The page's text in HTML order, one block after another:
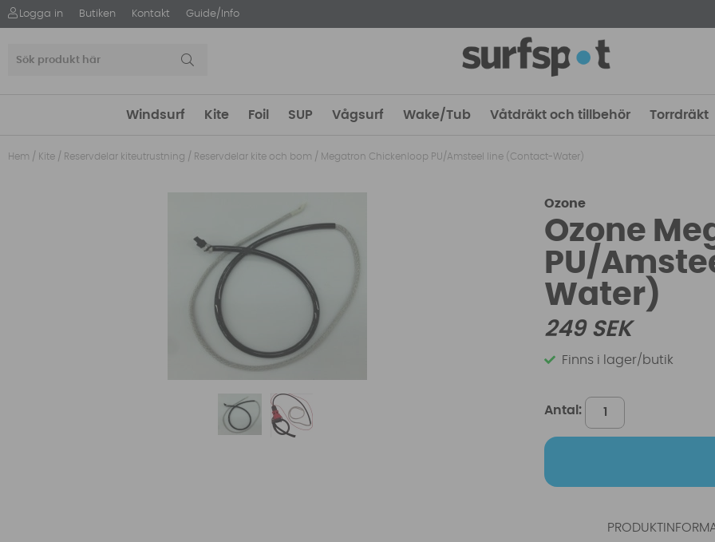
Logga in Butiken Kontakt Guide/Info
Windsurf Kite Foil SUP Vågsurf Wake/Tub Våtdräkt och tillbehör Torrdräkt
Hem / Kite / Reservdelar kiteutrustning / Reservdelar kite och bom / Megatron Chickenloop PU/Amsteel line (Contact-Water)
Ozone
Ozone
PU/
Water)
249SEK
Finns i lager/butik
Antal: